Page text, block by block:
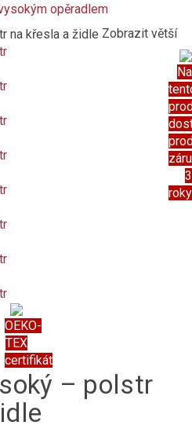
opěradlem
OEKO-
TEX
certifikát
Na
3
roky
Zobrazit větší
– polstr